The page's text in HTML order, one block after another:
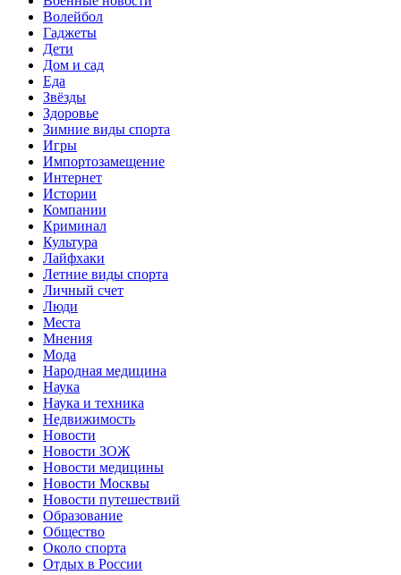
Волейбол
Гаджеты
Дети
Дом и сад
Еда
Звёзды
Здоровье
Зимние виды спорта
Игры
Импортозамещение
Интернет
Истории
Компании
Криминал
Культура
Лайфхаки
Летние виды спорта
Личный счет
Люди
Места
Мнения
Мода
Народная медицина
Наука
Наука и техника
Недвижимость
Новости
Новости ЗОЖ
Новости медицины
Новости Москвы
Новости путешествий
Образование
Общество
Около спорта
Отдых в России